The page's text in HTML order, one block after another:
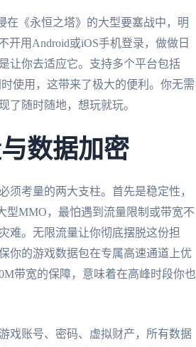
在《永恒之塔》的大型要塞战中，明
开用Android或iOS手机登录，做做日
让你去适应它。支持多个平台包括
使用，这带来了极大的便利。你无需
了随时随地，想玩就玩。
数据加密
须考量的两大支柱。首先是稳定性，
型MMO，最怕遇到流量限制或带宽不
难。无限流量让你彻底摆脱这份担
你的游戏数据包在专属高速通道上优
带宽的保障，意味着在高峰时段你也
戏账号、密码、虚拟财产，所有数据